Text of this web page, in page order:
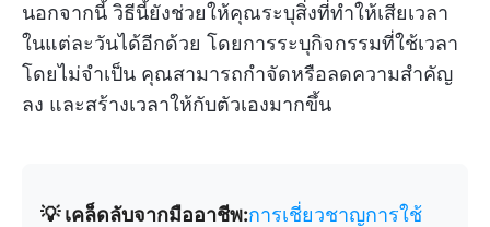
นอกจากนี้ วิธีนี้ยังช่วยให้คุณระบุสิ่งที่ทำให้เสียเวลา
ในแต่ละวันได้อีกด้วย โดยการระบุกิจกรรมที่ใช้เวลา
โดยไม่จำเป็น คุณสามารถกำจัดหรือลดความสำคัญ
ลง และสร้างเวลาให้กับตัวเองมากขึ้น
💡 เคล็ดลับจากมืออาชีพ:การเชี่ยวชาญการใช้